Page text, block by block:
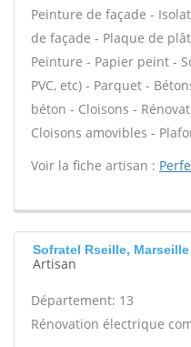
Peinture de façade -
de façade - Plaque de
Peinture - Papier peint -
PVC, etc) - Parquet -
béton - Cloisons -
Cloisons amovibles -
Voir la fiche artisan :
Sofratel Rseille, Marseille
Artisan
Département: 13
Rénovation électrique